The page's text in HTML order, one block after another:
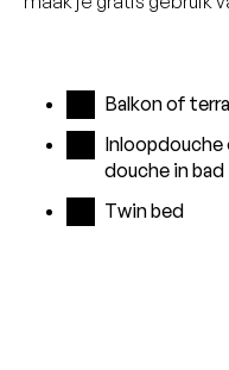
Balkon of
Inloopdouche
douche in bad
Twin bed